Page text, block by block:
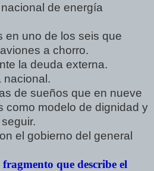
de energía
en uno de los seis que
a chorro.
la deuda externa.
nacional.
de sueños que en nueve
como modelo de dignidad y
el gobierno del general
que describe el